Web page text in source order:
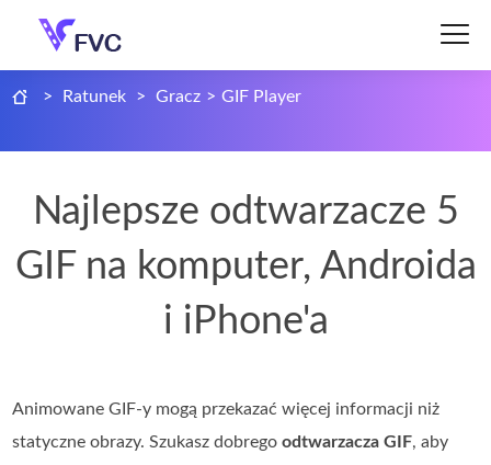
> Ratunek > Gracz > GIF Player
Najlepsze odtwarzacze 5
GIF na komputer, Androida
i iPhone'a
Animowane GIF-y mogą przekazać więcej informacji niż
statyczne obrazy. Szukasz dobregoodtwarzacza GIF, aby